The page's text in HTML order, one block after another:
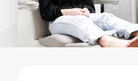
Cursussen
Alle cursussen